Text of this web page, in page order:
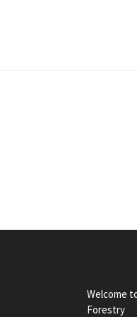
Welcome
Forestry